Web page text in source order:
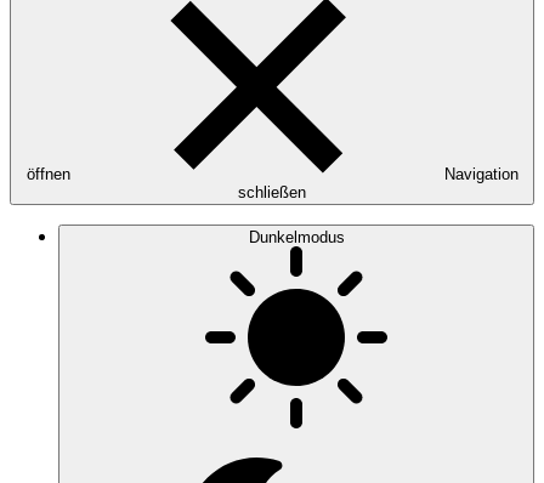
öffnen
Navigation
schließen
Dunkelmodus